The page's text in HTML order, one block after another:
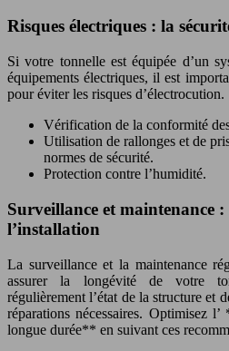
Risques électriques : la
Si votre tonnelle est équipée d’un
équipements électriques, il est
pour éviter les risques d’électrocution.
Vérification de la conformité
Utilisation de rallonges et de
normes de sécurité.
Protection contre l’humidité.
Surveillance et maintenance
l’installation
La surveillance et la maintenance
assurer la longévité de votre
régulièrement l’état de la structure et
réparations nécessaires. Optimisez
longue durée** en suivant ces